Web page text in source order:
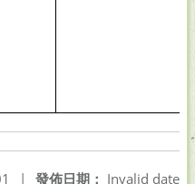
發佈日期： Invalid date
|